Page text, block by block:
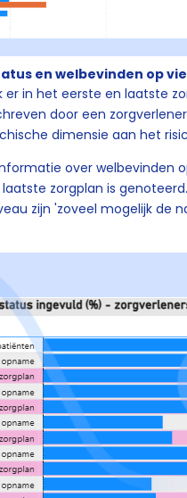
en welbevinden op
in het eerste en laatste
door een
dimensie aan het
over welbevinden
zorgplan is
zijn 'zoveel mogelijk de